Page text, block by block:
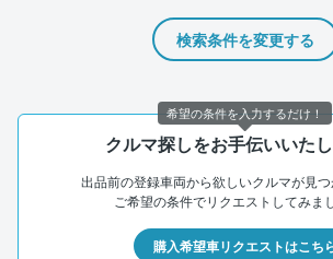
検索条件を変更する
クルマ探しをお手伝いいたし
出品前の登録車両から欲しいクルマが見つ
ご希望の条件でリクエストしてみま
購入希望車リクエストはこち
希望の条件を入力するだけ！